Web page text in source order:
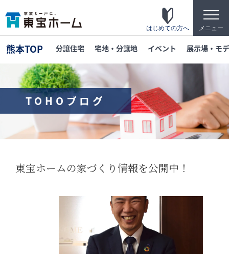
t
o
g
g
e
a
i
n
メニュー
はじめての方へ
東宝ホームの家づくり
家がお施主様にとって「満足して喜ばれている
家」になっている事を目指して・・・
家づくりのこだわり
の4つのポイントを詳しく紹介します。
テクノロジー
「断熱・省エネ・快適」「構造・耐震・制震」
「健康・安心・保証」の3つに分けてご説明いた
します。
熊本TOP 分譲住宅 宅地・分譲地 イベント 展示場・モ
TOHOブログ
東宝ホームの家づくり情報を公開中！